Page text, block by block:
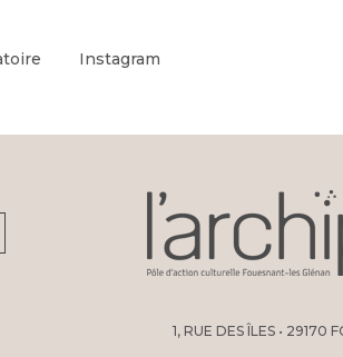
Instagram
1, RUE DES ÎLES • 29170